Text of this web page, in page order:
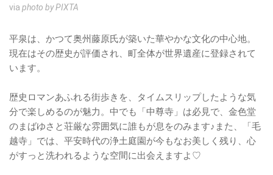
via photo by PIXTA
平泉は、かつて奥州藤原氏が築いた華やかな文化の中心地。
現在はその歴史が評価され、町全体が世界遺産に登録されて
います。
歴史ロマンあふれる街歩きを、タイムスリップしたような気
分で楽しめるのが魅力。中でも「中尊寺」は必見で、金色堂
のまばゆさと荘厳な雰囲気に誰もが息をのみます♪また、「毛
越寺」では、平安時代の浄土庭園が今もなお美しく残り、心
がすっと洗われるような空間に出会えますよ♡